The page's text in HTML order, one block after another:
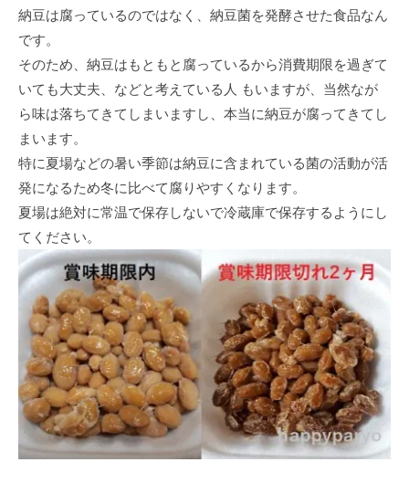
納豆は腐っているのではなく、納豆菌を発酵させた食品なん
です。
そのため、納豆はもともと腐っているから消費期限を過ぎて
いても大丈夫、などと考えている人 もいますが、当然なが
ら味は落ちてきてしまいますし、本当に納豆が腐ってきてし
まいます。
特に夏場などの暑い季節は納豆に含まれている菌の活動が活
発になるため冬に比べて腐りやすくなります。
夏場は絶対に常温で保存しないで冷蔵庫で保存するようにし
てください。